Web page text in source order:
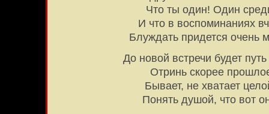
Что ты один! Один
И что в воспоминаниях
Блуждать придется очень
До новой встречи будет
Отринь скорее
Бывает, не хватает
Понять душой, что вот